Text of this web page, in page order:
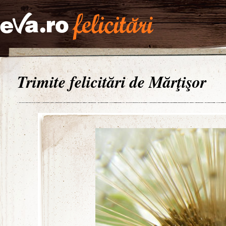
Trimite felicitări de Mărţişor